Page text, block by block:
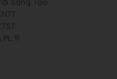
Sáng Tạo
11